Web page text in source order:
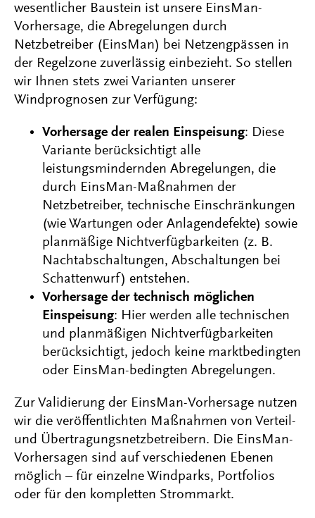
wesentlicher Baustein ist unsere EinsMan-
Vorhersage, die Abregelungen durch
Netzbetreiber (EinsMan) bei Netzengpässen in
der Regelzone zuverlässig einbezieht. So stellen
wir Ihnen stets zwei Varianten unserer
Windprognosen zur Verfügung:
Vorhersage der realen Einspeisung: Diese
Variante berücksichtigt alle
leistungsmindernden Abregelungen, die
durch EinsMan-Maßnahmen der
Netzbetreiber, technische Einschränkungen
(wie Wartungen oder Anlagendefekte) sowie
planmäßige Nichtverfügbarkeiten (z. B.
Nachtabschaltungen, Abschaltungen bei
Schattenwurf) entstehen.
Vorhersage der technisch möglichen
Einspeisung: Hier werden alle technischen
und planmäßigen Nichtverfügbarkeiten
berücksichtigt, jedoch keine marktbedingten
oder EinsMan-bedingten Abregelungen.
Zur Validierung der EinsMan-Vorhersage nutzen
wir die veröffentlichten Maßnahmen von Verteil-
und Übertragungsnetzbetreibern. Die EinsMan-
Vorhersagen sind auf verschiedenen Ebenen
möglich – für einzelne Windparks, Portfolios
oder für den kompletten Strommarkt.